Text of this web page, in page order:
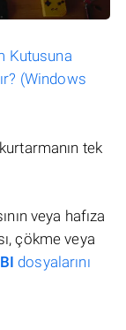
Kutusuna
(Windows
tek
veya hafıza
çökme veya
dosyalarını